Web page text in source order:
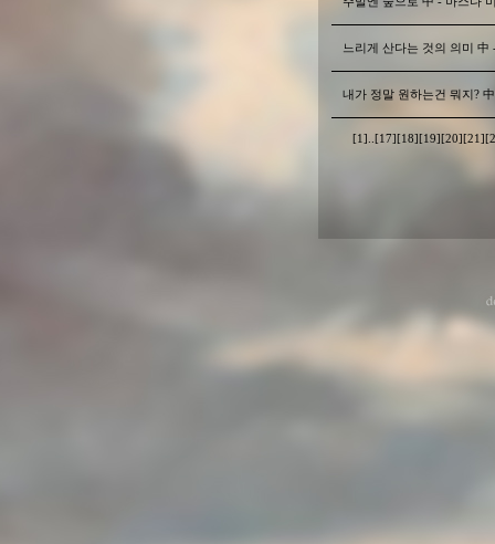
느리게 산다는 것의 의미 中
내가 정말 원하는건 뭐지?
[1] [17] [18] [19] [20] [21]